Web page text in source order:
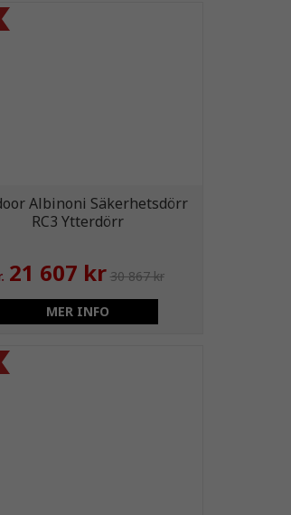
Albinoni Säkerhetsdörr
RC3 Ytterdörr
21 607 kr 30 867 kr
MER INFO